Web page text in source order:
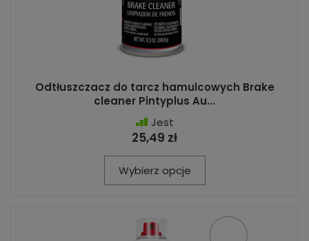
Odtłuszczacz do tarcz hamulcowych Brake
cleaner Pintyplus Au...
Jest
25,49 zł
Wybierz opcje